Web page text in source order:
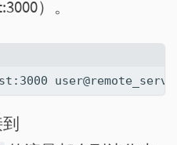
）。